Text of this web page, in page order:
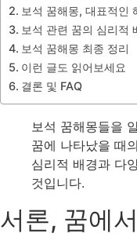
보석 꿈해몽, 대표적인
보석 관련 꿈의 심리적
보석 꿈해몽 최종 정리
이런 글도 읽어보세요
결론 및 FAQ
보석 꿈해몽들을
꿈에 나타났을 때
심리적 배경과 다
것입니다.
서론, 꿈에